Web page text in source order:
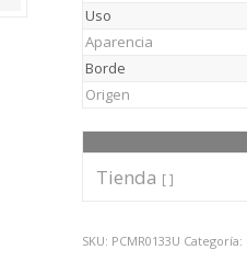
Uso
Aparencia
Borde
Origen
Tienda [ ]
SKU: PCMR0133U Categoría: